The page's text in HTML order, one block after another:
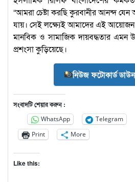
“আমরা চেষ্টা করছি কুরবানীর আনন্দ
যায়। সেই লক্ষ্যেই আমাদের এই
মানবিক ও সামাজিক দায়বদ্ধতার এমন
প্রশংসা কুড়িয়েছে।
নিউজ ফটোকার্ড
সংবাদটি শেয়ার করুন :
WhatsApp Telegram
Print
More
Like this: